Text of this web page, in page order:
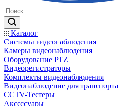
Каталог
Системы видеонаблюдения
Камеры видеонаблюдения
Оборудование PTZ
Видеорегистраторы
Комплекты видеонаблюдения
Видеонаблюдение для транспорта
CCTV-Тестеры
Аксессуары